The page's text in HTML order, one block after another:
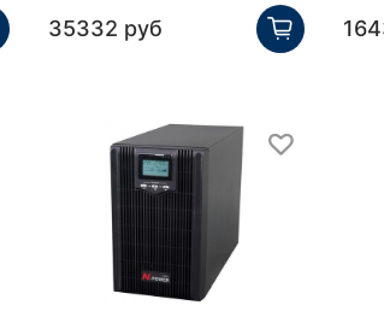
35332 руб